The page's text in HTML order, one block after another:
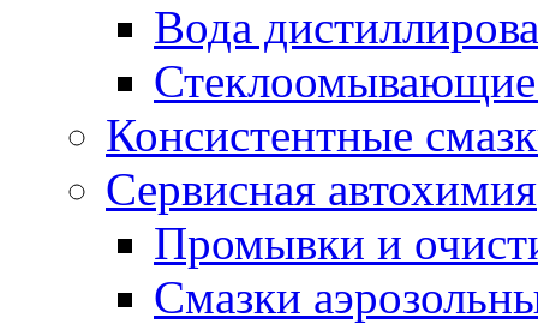
Вода
Консистентные
Сервисная автохимия
Промывки и
Смазки